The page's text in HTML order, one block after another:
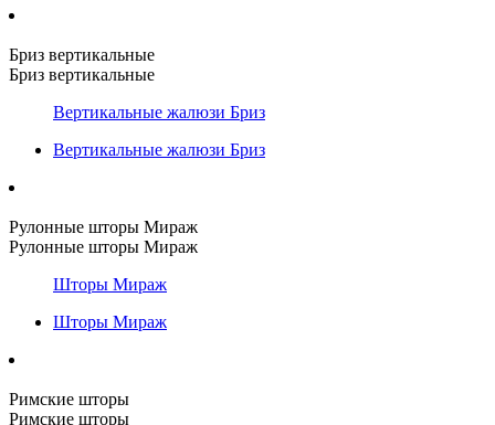
Бриз вертикальные
Бриз вертикальные
Вертикальные жалюзи Бриз
Вертикальные жалюзи Бриз
Рулонные шторы Мираж
Рулонные шторы Мираж
Шторы Мираж
Шторы Мираж
Римские шторы
Римские шторы